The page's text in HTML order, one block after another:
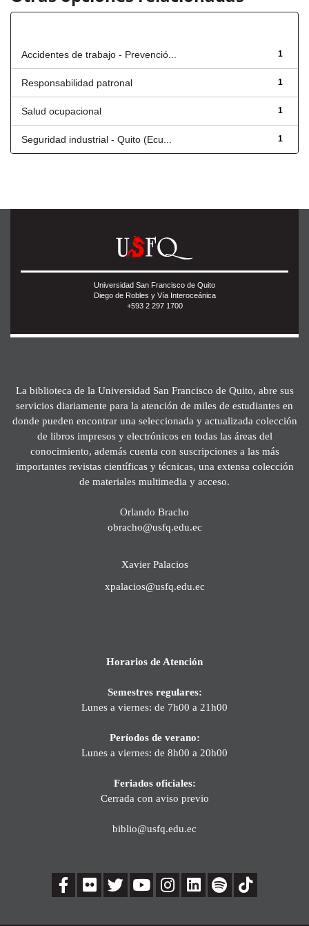
1
Accidentes de trabajo - Prevenció...
1
Responsabilidad patronal
1
Salud ocupacional
1
Seguridad industrial - Quito (Ecu...
Universidad San Francisco de Quito
Diego de Robles y Vía Interoceánica
+593 2 297 1700
La biblioteca de la Universidad San Francisco de Quito, abre sus
servicios diariamente para la atención de miles de estudiantes en
donde pueden encontrar una seleccionada y actualizada colección
de libros impresos y electrónicos en todas las áreas del
conocimiento, además cuenta con suscripciones a las más
importantes revistas científicas y técnicas, una extensa colección
de materiales multimedia y acceso.
Orlando Bracho
obracho@usfq.edu.ec
Xavier Palacios
xpalacios@usfq.edu.ec
Horarios de Atención
Semestres regulares:
Lunes a viernes: de 7h00 a 21h00
Períodos de verano:
Lunes a viernes: de 8h00 a 20h00
Feriados oficiales:
Cerrada con aviso previo
biblio@usfq.edu.ec